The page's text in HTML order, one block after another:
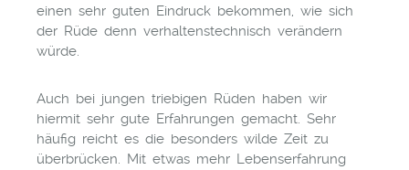
einen sehr guten Eindruck bekommen, wie sich
der Rüde denn verhaltenstechnisch verändern
würde.
Auch bei jungen triebigen Rüden haben wir
hiermit sehr gute Erfahrungen gemacht. Sehr
häufig reicht es die besonders wilde Zeit zu
überbrücken. Mit etwas mehr Lebenserfahrung